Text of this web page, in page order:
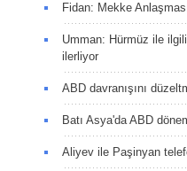
Fidan: Mekke
Umman: Hürmüz ile
ilerliyor
ABD davranışını
Batı Asya'da ABD
Aliyev ile Paşinyan